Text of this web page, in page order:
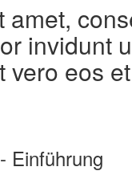
invidunt
vero eos
Einführung